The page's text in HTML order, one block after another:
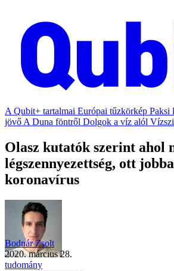
A Qubit+ tartalmai Európai tűzkörkép Paksi
jövő A Duna föntről Dolgok a víz alól
Olasz kutatók szerint ahol
légszennyezettség, ott
koronavírus
Bodnár Zsolt
2020. március 28.
tudomány